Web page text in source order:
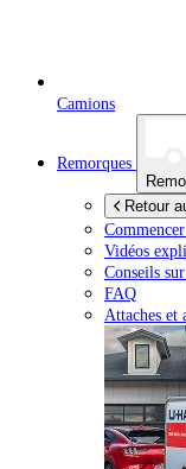
Camions
Remorques
Retour
Vidéos
Conseils
FAQ
Attaches et